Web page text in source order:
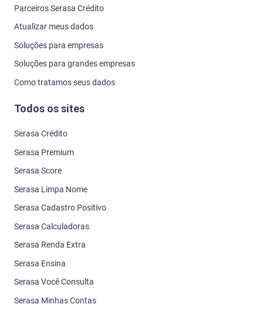
Parceiros Serasa Crédito
Atualizar meus dados
Soluções para empresas
Soluções para grandes empresas
Como tratamos seus dados
Todos os sites
Serasa Crédito
Serasa Premium
Serasa Score
Serasa Limpa Nome
Serasa Cadastro Positivo
Serasa Calculadoras
Serasa Renda Extra
Serasa Ensina
Serasa Você Consulta
Serasa Minhas Contas